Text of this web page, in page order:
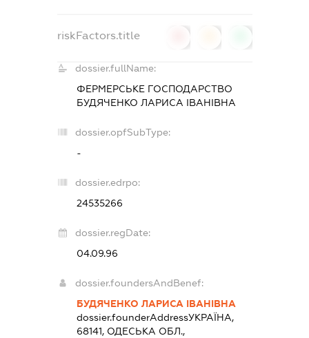
riskFactors.title
dossier.fullName:
ФЕРМЕРСЬКЕ ГОСПОДАРСТВО
БУДЯЧЕНКО ЛАРИСА ІВАНІВНА
dossier.opfSubType:
-
dossier.edrpo:
24535266
dossier.regDate:
04.09.96
dossier.foundersAndBenef:
БУДЯЧЕНКО ЛАРИСА ІВАНІВНА
dossier.founderAddressУКРАЇНА,
68141, ОДЕСЬКА ОБЛ.,